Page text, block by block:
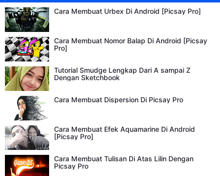
Cara Membuat Urbex Di Android [Picsay Pro]
Cara Membuat Nomor Balap Di Android [Picsay
Pro]
Tutorial Smudge Lengkap Dari A sampai Z
Dengan Sketchbook
Cara Membuat Dispersion Di Picsay Pro
Cara Membuat Efek Aquamarine Di Android
[Picsay Pro]
Cara Membuat Tulisan Di Atas Lilin Dengan
Picsay Pro